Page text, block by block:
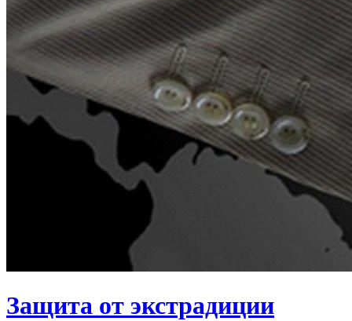
Защита от экстрадиции